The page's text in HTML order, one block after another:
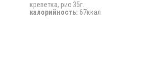
креветка, рис 35г.
калорийность: 67ккал